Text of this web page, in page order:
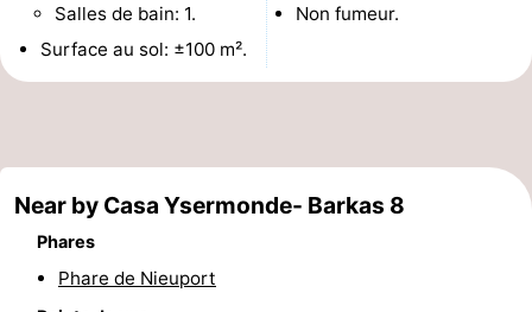
Musées
de
vue
-
Fermes
Terrains
Salles de bain: 1.
Surface au sol: ±100 m².
Non fumeur.
Near by Casa Ysermonde- Barkas 8
Phares
Phare de Nieuport